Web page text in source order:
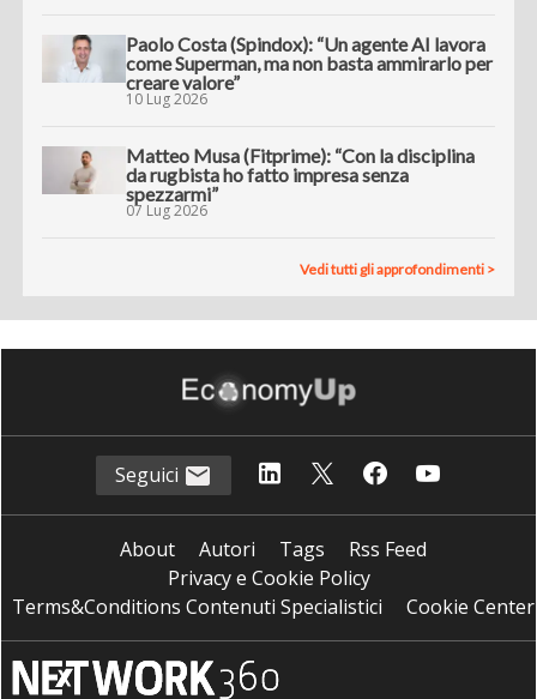
Paolo Costa (Spindox): “Un agente AI lavora
come Superman, ma non basta ammirarlo per
creare valore”
10 Lug 2026
Matteo Musa (Fitprime): “Con la disciplina
da rugbista ho fatto impresa senza
spezzarmi”
07 Lug 2026
Vedi tutti gli approfondimenti >
Seguici
About Autori Tags
Rss Feed
Privacy e Cookie Policy
Terms&Conditions Contenuti Specialistici
Cookie Center